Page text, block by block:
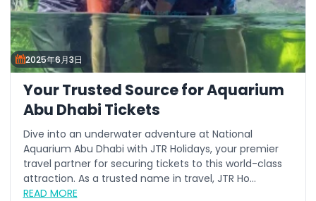
2025年6月3日
Your Trusted Source for Aquarium
Abu Dhabi Tickets
Dive into an underwater adventure at National
Aquarium Abu Dhabi with JTR Holidays, your premier
travel partner for securing tickets to this world-class
attraction. As a trusted name in travel, JTR Ho...
READ MORE